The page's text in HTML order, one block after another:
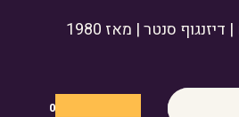
סנטר | מאז 1980
0